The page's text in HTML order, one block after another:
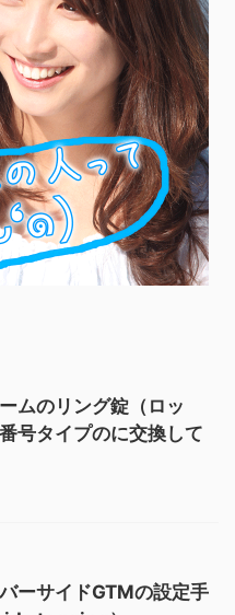
ムのリング錠（ロッ
号タイプのに交換して
バーサイドGTMの設定手